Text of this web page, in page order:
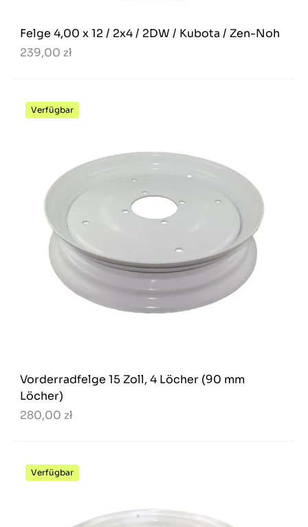
Felge 4,00 x 12 / 2x4 / 2DW / Kubota / Zen-Noh
239,00 zł
Verfügbar
Vorderradfelge 15 Zoll, 4 Löcher (90 mm
Löcher)
280,00 zł
Verfügbar